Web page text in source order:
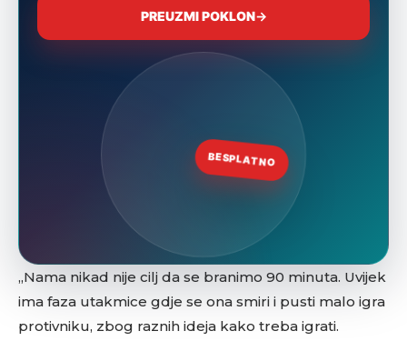
„Nama nikad nije cilj da se branimo 90 minuta. Uvijek
ima faza utakmice gdje se ona smiri i pusti malo igra
protivniku, zbog raznih ideja kako treba igrati.